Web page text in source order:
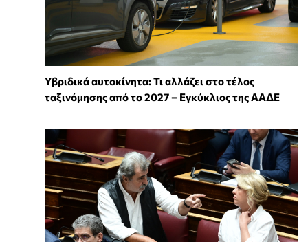
Υβριδικά αυτοκίνητα: Τι αλλάζει στο τέλος
ταξινόμησης από το 2027 – Εγκύκλιος της ΑΑΔΕ